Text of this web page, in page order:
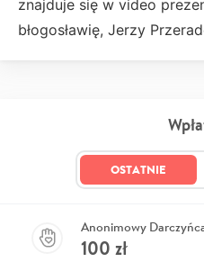
znajduje się w video
błogosławię, Jerzy
OSTATNIE
Anonimowy
100 zł